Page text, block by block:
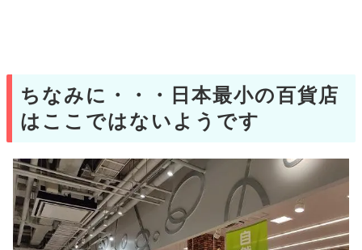
ちなみに・・・日本最小の百貨店
はここではないようです